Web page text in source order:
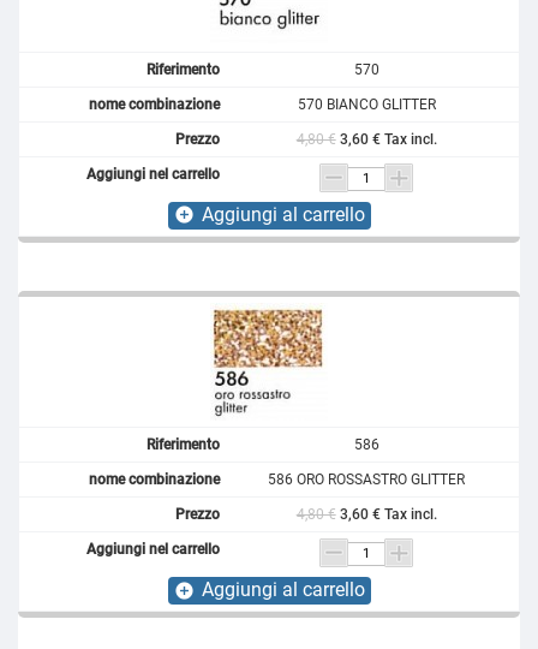
570
570 BIANCO GLITTER
4,80 € 3,60 € Tax incl.
add_circle Aggiungi al carrello
586
586 ORO ROSSASTRO GLITTER
4,80 € 3,60 € Tax incl.
add_circle Aggiungi al carrello